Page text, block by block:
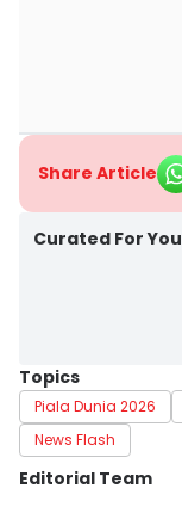
Share Article
Curated For You
Topics
Piala Dunia 2026
News Flash
Editorial Team